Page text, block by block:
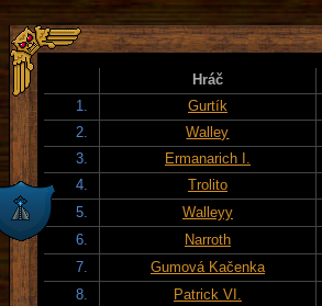
Hráč
1.
Gurtík
2.
Walley
3.
Ermanarich I.
4.
Trolito
5.
Walleyy
6.
Narroth
7.
Gumová Kačenka
8.
Patrick VI.